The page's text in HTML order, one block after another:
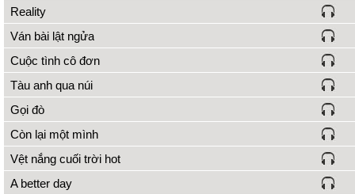
Reality
Ván bài lật ngửa
Cuộc tình cô đơn
Tàu anh qua núi
Gọi đò
Còn lại một mình
Vệt nắng cuối trời hot
A better day